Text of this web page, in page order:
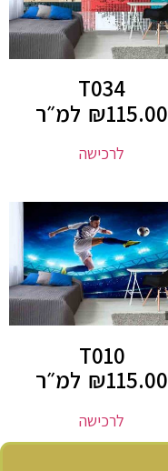
T034
₪115.00 למ״ר
לרכישה
T010
₪115.00 למ״ר
לרכישה